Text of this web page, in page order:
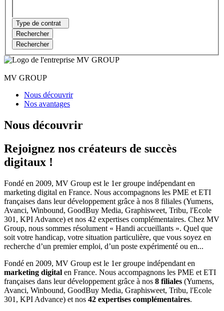
Type de contrat
Rechercher
Rechercher
MV GROUP
Nous découvrir
Nos avantages
Nous découvrir
Rejoignez nos créateurs de succès
digitaux !
Fondé en 2009, MV Group est le 1er groupe indépendant en
marketing digital en France. Nous accompagnons les PME et ETI
françaises dans leur développement grâce à nos 8 filiales (Yumens,
Avanci, Winbound, GoodBuy Media, Graphisweet, Tribu, l'Ecole
301, KPI Advance) et nos 42 expertises complémentaires. Chez MV
Group, nous sommes résolument « Handi accueillants ». Quel que
soit votre handicap, votre situation particulière, que vous soyez en
recherche d’un premier emploi, d’un poste expérimenté ou en...
Fondé en 2009, MV Group est le 1er groupe indépendant en
marketing digital en France. Nous accompagnons les PME et ETI
françaises dans leur développement grâce à nos 8 filiales (Yumens,
Avanci, Winbound, GoodBuy Media, Graphisweet, Tribu, l'Ecole
301, KPI Advance) et nos 42 expertises complémentaires.